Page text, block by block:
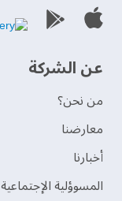
عن الشركة
من نحن؟
‫معارضنا‬
‫أخبارنا‬
المسوؤلية الإجتماعية